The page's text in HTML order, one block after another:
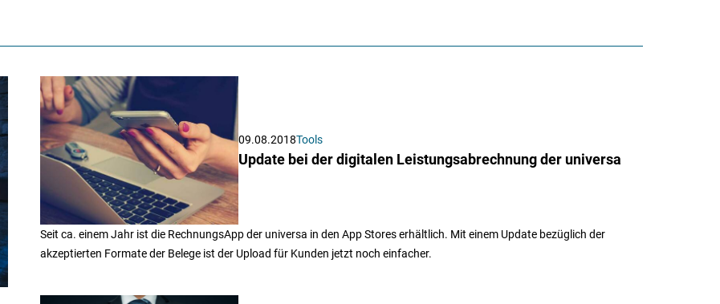
09.08.2018Tools
Update bei der digitalen Leistungsabrechnung der universa
Seit ca. einem Jahr ist die RechnungsApp der universa in den App Stores erhältlich. Mit einem Update bezüglich der
akzeptierten Formate der Belege ist der Upload für Kunden jetzt noch einfacher.